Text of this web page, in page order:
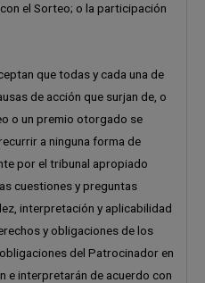
el Sorteo; o la participación
que todas y cada una de
de acción que surjan de, o
o un premio otorgado se
a ninguna forma de
por el tribunal apropiado
cuestiones y preguntas
interpretación y aplicabilidad
y obligaciones de los
del Patrocinador en
e interpretarán de acuerdo con